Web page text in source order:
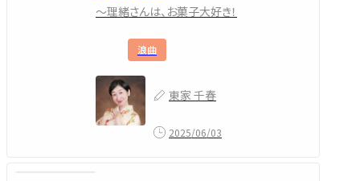
～理緒さんは、お菓子大好き！
浪曲
東家 千春
2025/06/03